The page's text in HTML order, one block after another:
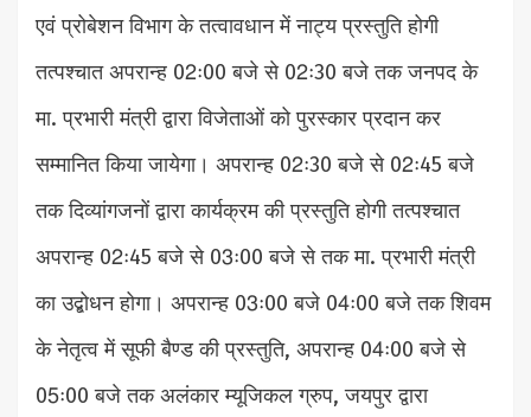
एवं प्रोबेशन विभाग के तत्वावधान में नाट्य प्रस्तुति होगी
तत्पश्चात अपरान्ह 02ः00 बजे से 02ः30 बजे तक जनपद के
मा. प्रभारी मंत्री द्वारा विजेताओं को पुरस्कार प्रदान कर
सम्मानित किया जायेगा। अपरान्ह 02ः30 बजे से 02ः45 बजे
तक दिव्यांगजनों द्वारा कार्यक्रम की प्रस्तुति होगी तत्पश्चात
अपरान्ह 02ः45 बजे से 03ः00 बजे से तक मा. प्रभारी मंत्री
का उद्बोधन होगा। अपरान्ह 03ः00 बजे 04ः00 बजे तक शिवम
के नेतृत्व में सूफी बैण्ड की प्रस्तुति, अपरान्ह 04ः00 बजे से
05ः00 बजे तक अलंकार म्यूजिकल ग्रुप, जयपुर द्वारा